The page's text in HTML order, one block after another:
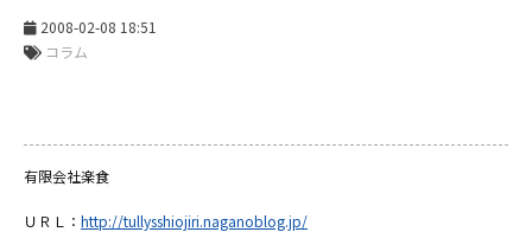
2008-02-08 18:51
コラム
有限会社楽食
ＵＲＬ： http://tullysshiojiri.naganoblog.jp/